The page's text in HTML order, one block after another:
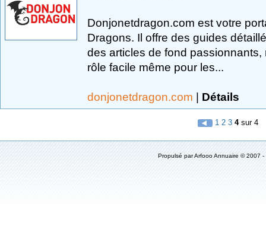
Donjonetdragon.com est votre
Dragons. Il offre des guides
des articles de fond
rôle facile même pour les...
donjonetdragon.com | Détails
1 2 3 4sur 4
Propulsé parArfooo Annuaire © 2007